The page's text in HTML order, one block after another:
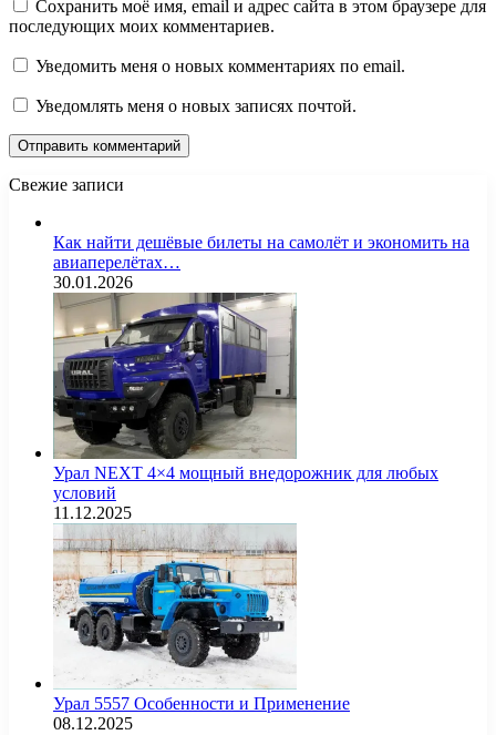
Сохранить моё имя, email и адрес сайта в этом браузере для
последующих моих комментариев.
Уведомить меня о новых комментариях по email.
Уведомлять меня о новых записях почтой.
Свежие записи
Как найти дешёвые билеты на самолёт и экономить на
авиаперелётах…
30.01.2026
Урал NEXT 4×4 мощный внедорожник для любых
условий
11.12.2025
Урал 5557 Особенности и Применение
08.12.2025